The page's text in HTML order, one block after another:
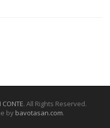
CONTE. All Rights Reserved.
by bavotasan.com.